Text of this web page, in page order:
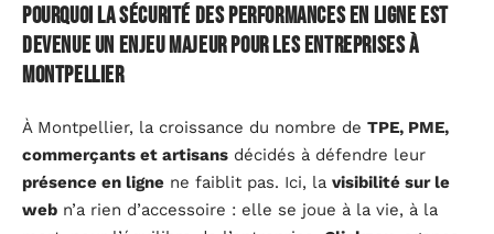
Pourquoi la sécurité des performances en ligne est
devenue un enjeu majeur pour les entreprises à
Montpellier
À Montpellier, la croissance du nombre de TPE, PME,
commerçants et artisans décidés à défendre leur
présence en ligne ne faiblit pas. Ici, la visibilité sur le
web n’a rien d’accessoire : elle se joue à la vie, à la